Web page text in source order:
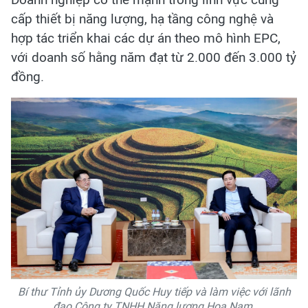
cấp thiết bị năng lượng, hạ tầng công nghệ và
hợp tác triển khai các dự án theo mô hình EPC,
với doanh số hằng năm đạt từ 2.000 đến 3.000 tỷ
đồng.
Bí thư Tỉnh ủy Dương Quốc Huy tiếp và làm việc với lãnh